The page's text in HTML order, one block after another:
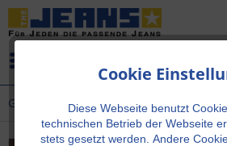
Cookie
Diese Webseite benutzt
technischen Betrieb der Webseite
stets gesetzt werden. Andere
Geschenk-Gutschein